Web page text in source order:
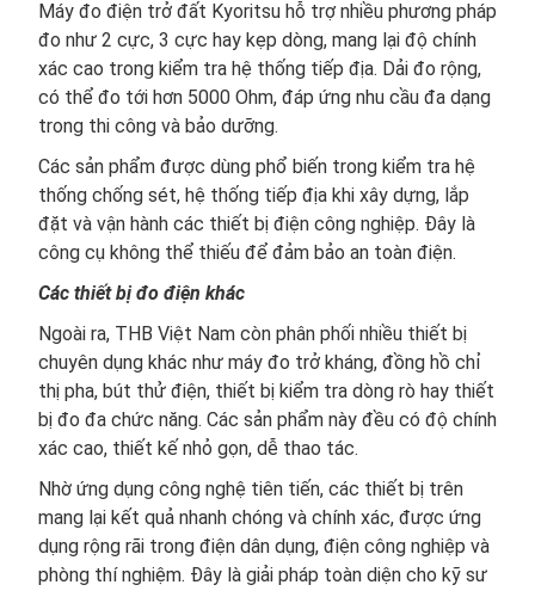
Máy đo điện trở đất Kyoritsu hỗ trợ nhiều phương pháp
đo như 2 cực, 3 cực hay kẹp dòng, mang lại độ chính
xác cao trong kiểm tra hệ thống tiếp địa. Dải đo rộng,
có thể đo tới hơn 5000 Ohm, đáp ứng nhu cầu đa dạng
trong thi công và bảo dưỡng.
Các sản phẩm được dùng phổ biến trong kiểm tra hệ
thống chống sét, hệ thống tiếp địa khi xây dựng, lắp
đặt và vận hành các thiết bị điện công nghiệp. Đây là
công cụ không thể thiếu để đảm bảo an toàn điện.
Các thiết bị đo điện khác
Ngoài ra, THB Việt Nam còn phân phối nhiều thiết bị
chuyên dụng khác như máy đo trở kháng, đồng hồ chỉ
thị pha, bút thử điện, thiết bị kiểm tra dòng rò hay thiết
bị đo đa chức năng. Các sản phẩm này đều có độ chính
xác cao, thiết kế nhỏ gọn, dễ thao tác.
Nhờ ứng dụng công nghệ tiên tiến, các thiết bị trên
mang lại kết quả nhanh chóng và chính xác, được ứng
dụng rộng rãi trong điện dân dụng, điện công nghiệp và
phòng thí nghiệm. Đây là giải pháp toàn diện cho kỹ sư